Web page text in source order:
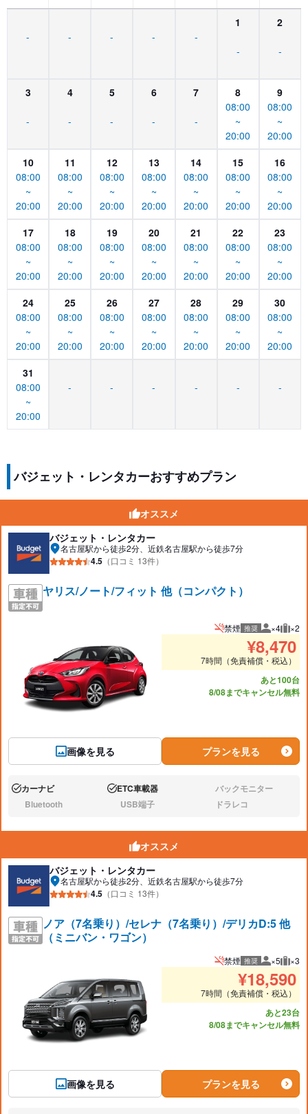
- - - - -
1
-
2
-
3
-
4
-
5
-
6
-
7
-
8
08:00
~
20:00
9
08:00
~
20:00
10
08:00
~
20:00
11
08:00
~
20:00
12
08:00
~
20:00
13
08:00
~
20:00
14
08:00
~
20:00
15
08:00
~
20:00
16
08:00
~
20:00
17
08:00
~
20:00
18
08:00
~
20:00
19
08:00
~
20:00
20
08:00
~
20:00
21
08:00
~
20:00
22
08:00
~
20:00
23
08:00
~
20:00
24
08:00
~
20:00
25
08:00
~
20:00
26
08:00
~
20:00
27
08:00
~
20:00
28
08:00
~
20:00
29
08:00
~
20:00
30
08:00
~
20:00
31
08:00
~
20:00
- - - - - -
バジェット・レンタカーおすすめプラン
オススメ
バジェット・レンタカー
名古屋駅から徒歩2分、近鉄名古屋駅から徒歩7分
4.5 （口コミ 13件）
ヤリス/ノート/フィット 他（コンパクト）
画像を見る
禁煙 推奨 推奨人数
×4 推奨
×2
¥8,470
7時間（免責補償・税込）
あと100台
8/08までキャンセル無料
プランを見る
あり:カーナビ あり:ETC車載器 なし:バックモニター
なし:Bluetooth なし:USB端子 なし:ドラレコ
オススメ
バジェット・レンタカー
名古屋駅から徒歩2分、近鉄名古屋駅から徒歩7分
4.5 （口コミ 13件）
ノア（7名乗り）/セレナ（7名乗り）/デリカD:5 他
（ミニバン・ワゴン）
画像を見る
禁煙 推奨 推奨人数
×5 推奨
×3
¥18,590
7時間（免責補償・税込）
あと23台
8/08までキャンセル無料
プランを見る